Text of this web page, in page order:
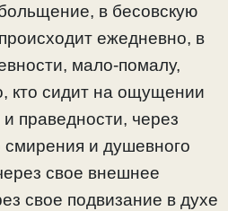
в бесовскую
ежедневно, в
мало-помалу,
кто сидит на ощущении
праведности, через
смирения и душевного
свое внешнее
свое подвизание в духе